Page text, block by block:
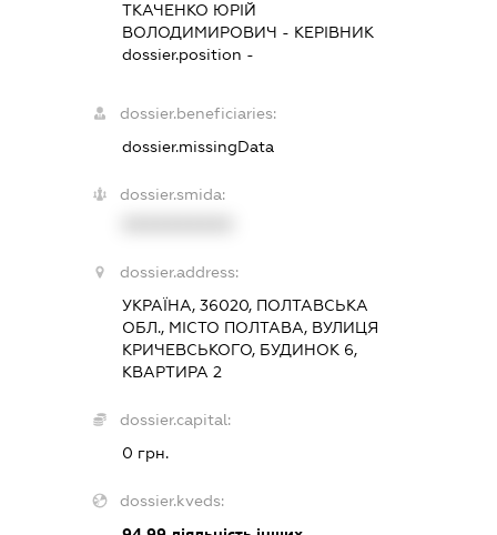
ТКАЧЕНКО ЮРІЙ
ВОЛОДИМИРОВИЧ - КЕРІВНИК
dossier.position -
dossier.beneficiaries:
dossier.missingData
dossier.smida:
dossier.address:
УКРАЇНА, 36020, ПОЛТАВСЬКА
ОБЛ., МІСТО ПОЛТАВА, ВУЛИЦЯ
КРИЧЕВСЬКОГО, БУДИНОК 6,
КВАРТИРА 2
dossier.capital:
0 грн.
dossier.kveds: